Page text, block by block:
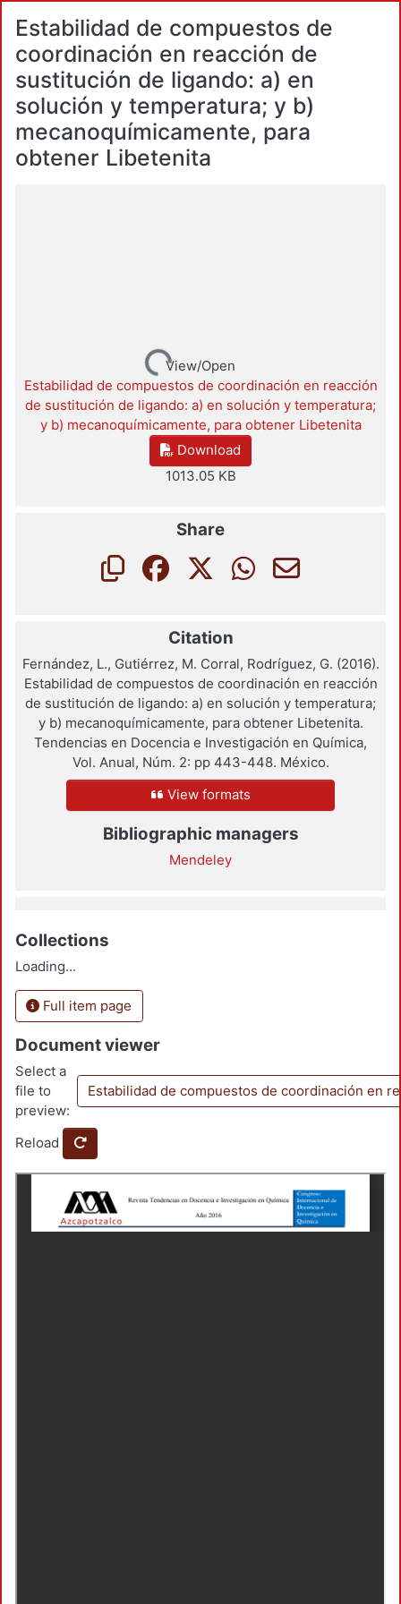
Estabilidad de compuestos de
coordinación en reacción de
sustitución de ligando: a) en
solución y temperatura; y b)
mecanoquímicamente, para
obtener Libetenita
Loading...View/Open
Estabilidad de compuestos de coordinación en reacción
de sustitución de ligando: a) en solución y temperatura;
y b) mecanoquímicamente, para obtener Libetenita
Download
1013.05 KB
Share
Citation
Fernández, L., Gutiérrez, M. Corral, Rodríguez, G. (2016).
Estabilidad de compuestos de coordinación en reacción
de sustitución de ligando: a) en solución y temperatura;
y b) mecanoquímicamente, para obtener Libetenita.
Tendencias en Docencia e Investigación en Química,
Vol. Anual, Núm. 2: pp 443-448. México.
View formats
Bibliographic managers
Mendeley
Collections
Loading...
Full item page
Document viewer
Select a
file to
preview:
Estabilidad de compuestos de coordinación en
Reload